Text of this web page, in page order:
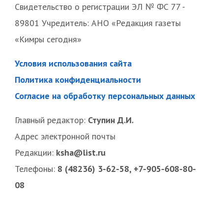
Свидетельство о регистрации ЭЛ № ФС 77 -
89801 Учредитель: АНО «Редакция газеты
«Кимры сегодня»
Условия использования сайта
Политика конфиденциальности
Согласие на обработку персональных данных
Главный редактор: Ступин Д.И.
Адрес электронной почты
Редакции: ksha@list.ru
Телефоны: 8 (48236) 3-62-58, +7-905-608-80-
08